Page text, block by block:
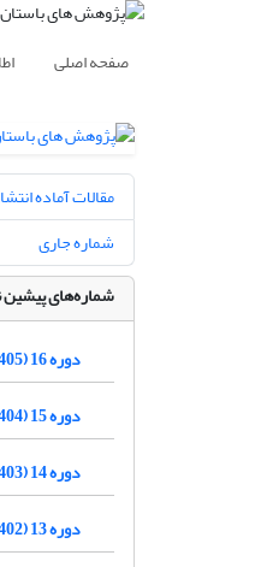
صفحه اصلی
مقالات آماده
شماره جاری
شماره‌های
دوره 16 (1405)
دوره 15 (1404)
دوره 14 (1403)
دوره 13 (1402)